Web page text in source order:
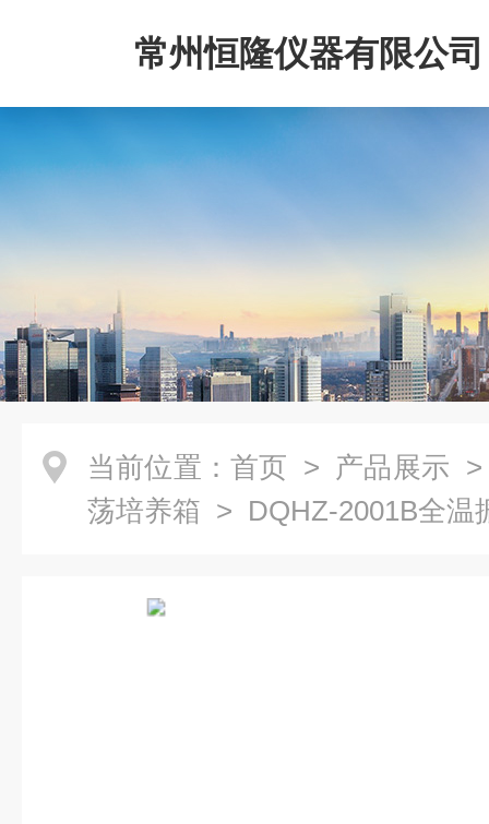
常州恒隆仪器有限公司
当前位置： 首页 > 产品展示
荡培养箱 > DQHZ-2001B全温